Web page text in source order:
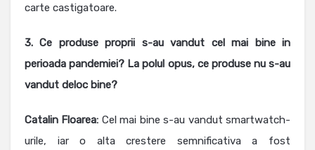
carte castigatoare.
3. Ce produse proprii s-au vandut cel mai bine in
perioada pandemiei? La polul opus, ce produse nu s-au
vandut deloc bine?
Catalin Floarea: Cel mai bine s-au vandut smartwatch-
urile, iar o alta crestere semnificativa a fost